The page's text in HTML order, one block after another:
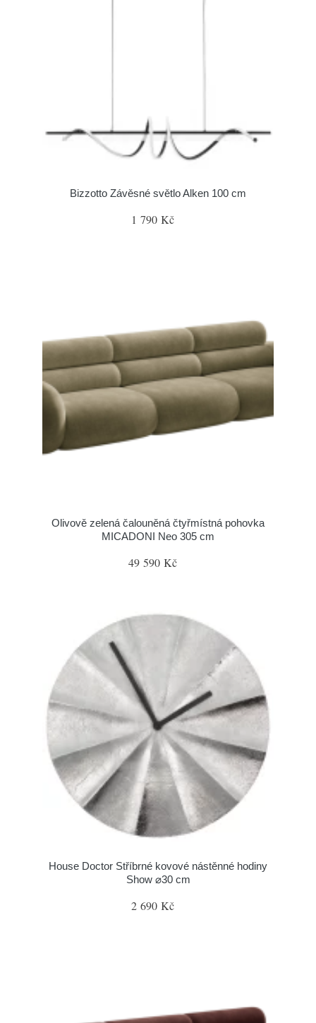
Bizzotto Závěsné světlo Alken 100 cm
1 790 Kč
Olivově zelená čalouněná čtyřmístná pohovka
MICADONI Neo 305 cm
49 590 Kč
House Doctor Stříbrné kovové nástěnné hodiny
Show ⌀30 cm
2 690 Kč